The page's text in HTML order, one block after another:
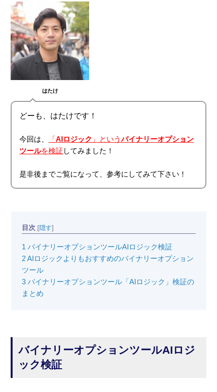
a
e
b
o
o
k
er
はたけ
どーも、はたけです！
今回は、 「AIロジック 」というバイナリーオプション
ツールを検証してみました！
是非後までご覧になって、参考にしてみて下さい！
目次 [隠す]
1 バイナリーオプションツールAIロジック検証
2AIロジックよりもおすすめのバイナリーオプション
ツール
3バイナリーオプションツール「AIロジック」検証の
まとめ
バイナリーオプションツールAIロジ
ック検証